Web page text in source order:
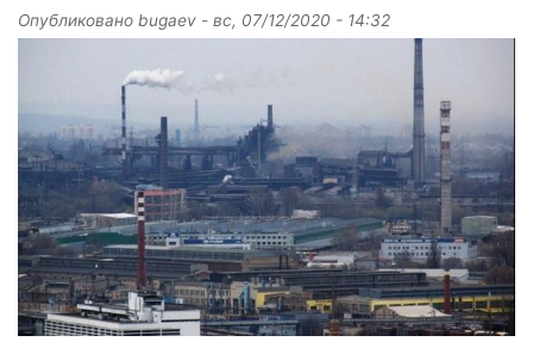
Опубликовано bugaev - вс, 07/12/2020 - 14:32